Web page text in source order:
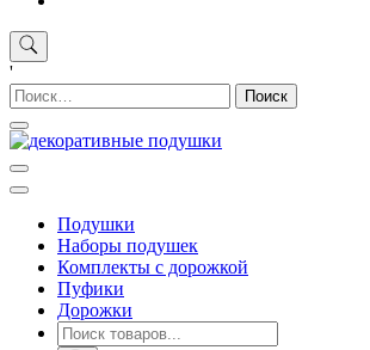
'
Найти:
Подушки
Наборы подушек
Комплекты с дорожкой
Пуфики
Дорожки
Поиск